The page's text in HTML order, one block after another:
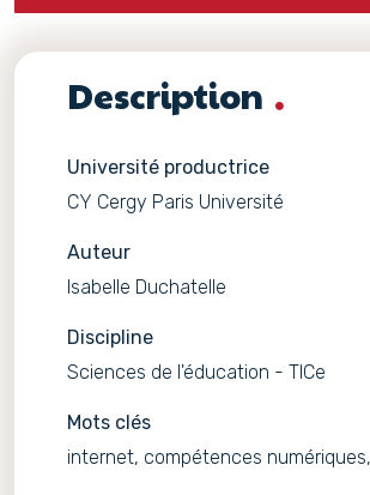
Description
Université productrice
CY Cergy Paris Université
Auteur
Isabelle Duchatelle
Discipline
Sciences de l'éducation - TICe
Mots clés
internet, compétences